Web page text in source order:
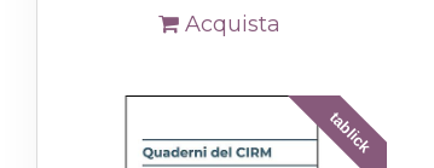
Acquista
tablick